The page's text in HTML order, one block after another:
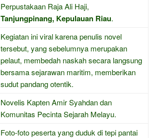
Perpustakaan Raja Ali Haji,
Tanjungpinang, Kepulauan Riau.
Kegiatan ini viral karena penulis novel
tersebut, yang sebelumnya merupakan
pelaut, membedah naskah secara langsung
bersama sejarawan maritim, memberikan
sudut pandang otentik.
Novelis Kapten Amir Syahdan dan
Komunitas Pecinta Sejarah Melayu.
Foto-foto peserta yang duduk di tepi pantai